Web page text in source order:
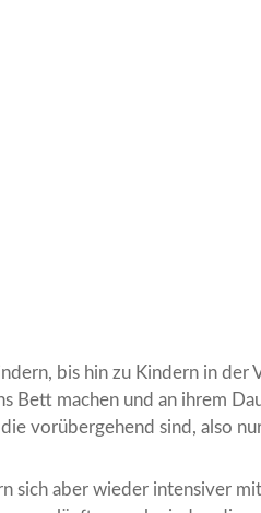
bis hin zu Kindern in der
Bett machen und an ihrem
vorübergehend sind, also
sich aber wieder intensiver